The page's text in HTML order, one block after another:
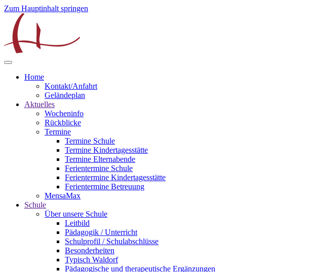
Zum Hauptinhalt springen
Home
Kontakt/Anfahrt
Geländeplan
Aktuelles
Wocheninfo
Rückblicke
Termine
Termine Schule
Termine Kindertagesstätte
Termine Elternabende
Ferientermine Schule
Ferientermine Kindertagesstätte
Ferientermine Betreuung
MensaMax
Schule
Über unsere Schule
Leitbild
Pädagogik / Unterricht
Schulprofil / Schulabschlüsse
Besonderheiten
Typisch Waldorf
Pädagogische und therapeutische Ergänzungen